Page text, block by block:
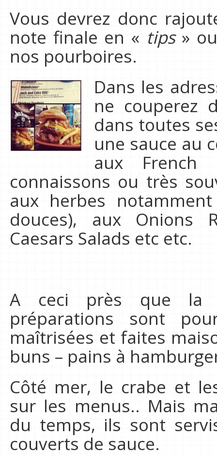
Vous devrez donc
note finale en « tips»
nos pourboires.
Dans les adr
ne couperez
dans toutes
une sauce au
aux French
connaissons ou très
aux herbes
douces), aux Onions
Caesars Salads etc etc.
A ceci près que la
préparations sont
maîtrisées et faites
buns – pains à
Côté mer, le crabe et
sur les menus.. Mais
du temps, ils sont
couverts de sauce.